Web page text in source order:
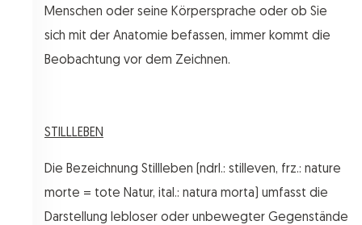
Menschen oder seine Körpersprache oder ob Sie
sich mit der Anatomie befassen, immer kommt die
Beobachtung vor dem Zeichnen.
STILLLEBEN
Die Bezeichnung Stillleben (ndrl.: stilleven, frz.: nature
morte = tote Natur, ital.: natura morta) umfasst die
Darstellung lebloser oder unbewegter Gegenstände